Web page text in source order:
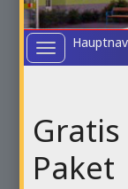
Toggle
navigation
Paket